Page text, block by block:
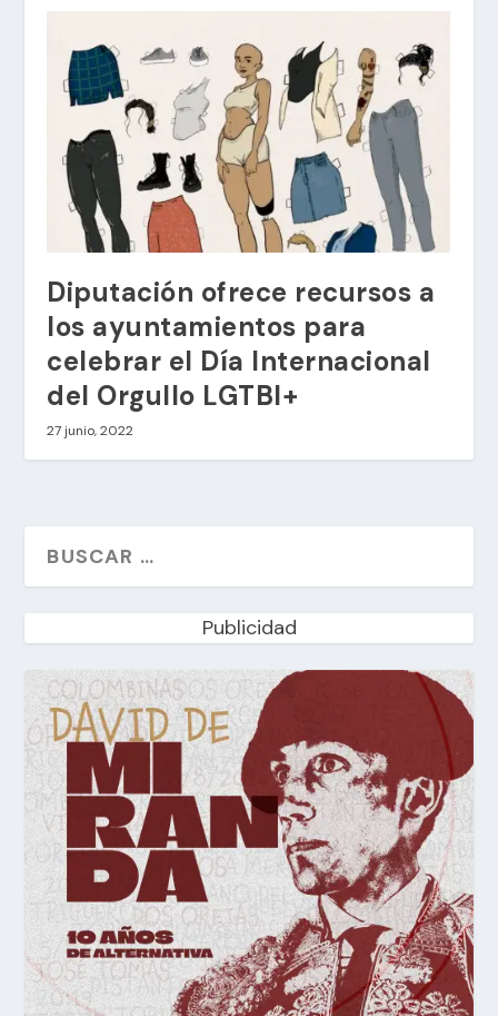
Diputación ofrece recursos a
los ayuntamientos para
celebrar el Día Internacional
del Orgullo LGTBI+
27 junio, 2022
Publicidad